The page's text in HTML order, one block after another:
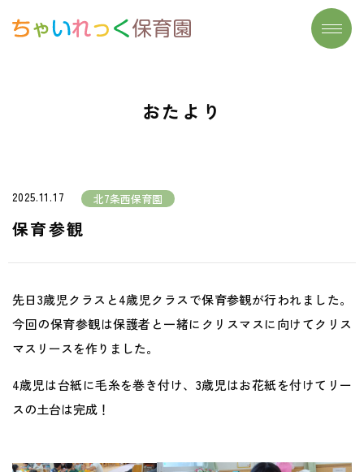
- まなびのたね
安心安全の取り組み
地域との関わり
よくあるご質問
おたより
2025.11.17 北7条西保育園
保育参観
先日3歳児クラスと4歳児クラスで保育参観が行われました。
今回の保育参観は保護者と一緒にクリスマスに向けてクリス
マスリースを作りました。
4歳児は台紙に毛糸を巻き付け、3歳児はお花紙を付けてリー
スの土台は完成！